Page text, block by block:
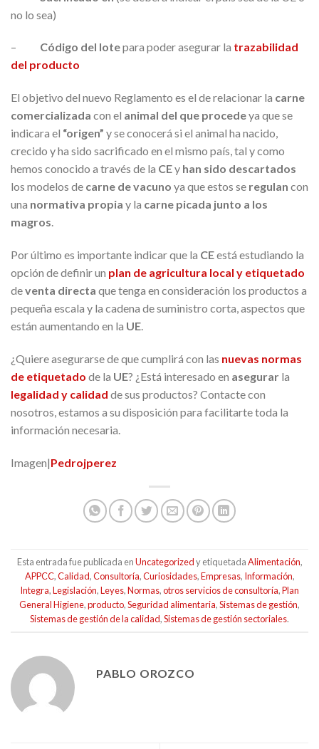
no lo sea)
– Código del lotepara poder asegurar la trazabilidad
del producto
El objetivo del nuevo Reglamento es el de relacionar la carne
comercializada con el animal del que procedeya que se
indicara el “origen” y se conocerá si el animal ha nacido,
crecido y ha sido sacrificado en el mismo país, tal y como
hemos conocido a través de la CEy han sido descartados
los modelos de carne de vacuno ya que estos se regulan con
una normativa propia y la carne picada junto a los
magros.
Por último es importante indicar que la CEestá estudiando la
opción de definir un plan de agricultura local y etiquetado
deventa directa que tenga en consideración los productos a
pequeña escala y la cadena de suministro corta, aspectos que
están aumentando en la UE.
¿Quiere asegurarse de que cumplirá con las nuevas normas
de etiquetado de la UE? ¿Está interesado en asegurar la
legalidad y calidad de sus productos? Contacte con
nosotros, estamos a su disposición para facilitarte toda la
información necesaria.
Imagen|Pedrojperez
Esta entrada fue publicada enUncategorizedy etiquetadaAlimentación,
APPCC,Calidad,Consultoría,Curiosidades,Empresas, Información,
Integra,Legislación,Leyes,Normas,otros servicios de consultoría,Plan
General Higiene,producto,Seguridad alimentaria,Sistemas de gestión,
Sistemas de gestión de la calidad,Sistemas de gestión sectoriales.
PABLO OROZCO